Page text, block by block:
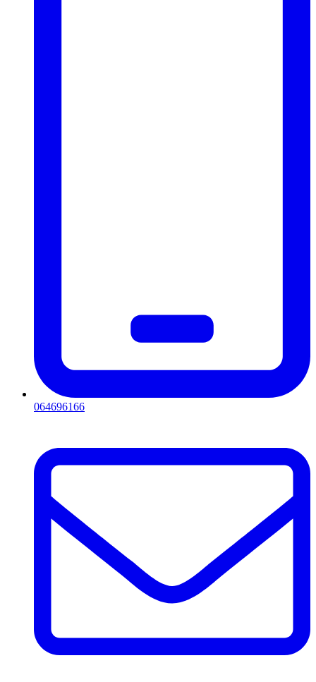
064696166